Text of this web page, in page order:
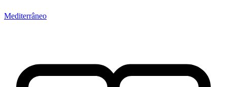
Mediterrâneo